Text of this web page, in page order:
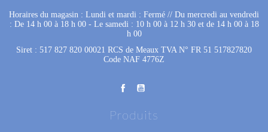
Horaires du magasin : Lundi et mardi : Fermé // Du mercredi au vendredi
: De 14 h 00 à 18 h 00 - Le samedi : 10 h 00 à 12 h 30 et de 14 h 00 à 18
h 00
Siret : 517 827 820 00021 RCS de Meaux TVA N° FR 51 517827820
Code NAF 4776Z
Produits